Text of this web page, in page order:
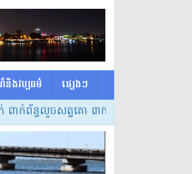
ងវប្បធម៌ ផ្សេង​ៗ
ចសត្វគោ ៣ករណី នៅស្រុកត្រពាំងប្រាសាទ